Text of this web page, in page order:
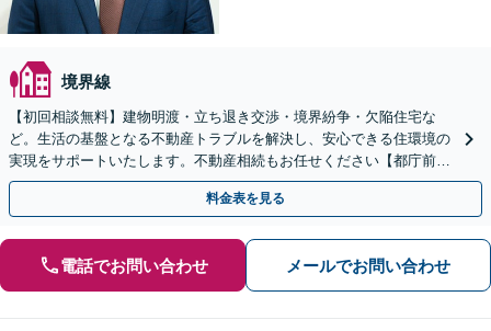
境界線
【初回相談無料】建物明渡・立ち退き交渉・境界紛争・欠陥住宅な
ど。生活の基盤となる不動産トラブルを解決し、安心できる住環境の
実現をサポートいたします。不動産相続もお任せください【都庁前駅
直結】【複数拠点あり】
料金表を見る
電話でお問い合わせ メールでお問い合わせ